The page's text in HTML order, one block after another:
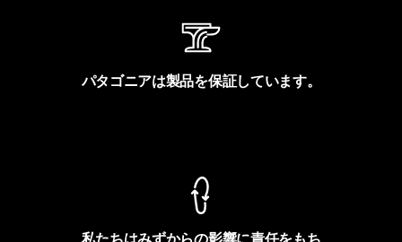
パタゴニアは製品を保証しています。